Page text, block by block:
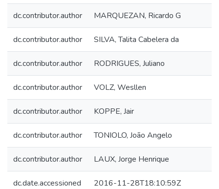
dc.contributor.author MARQUEZAN, Ricardo G
dc.contributor.author SILVA, Talita Cabelera da
dc.contributor.author RODRIGUES, Juliano
dc.contributor.author VOLZ, Wesllen
dc.contributor.author KOPPE, Jair
dc.contributor.author TONIOLO, João Angelo
dc.contributor.author LAUX, Jorge Henrique
dc.date.accessioned 2016-11-28T18:10:59Z